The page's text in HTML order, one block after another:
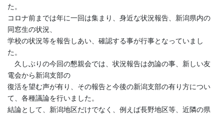
た。
コロナ前までは年に一回は集まり、身近な状況報告、新潟県内の
同窓生の状況、
学校の状況等を報告しあい、確認する事が行事となっていまし
た。
久しぶりの今回の懇親会では、状況報告は勿論の事、新しい友
電会から新潟支部の
復活を望む声が有り、その報告と今後の新潟支部の有り方につい
て、各種議論を行いました。
結論として、新潟地区だけでなく、例えば長野地区等、近隣の県